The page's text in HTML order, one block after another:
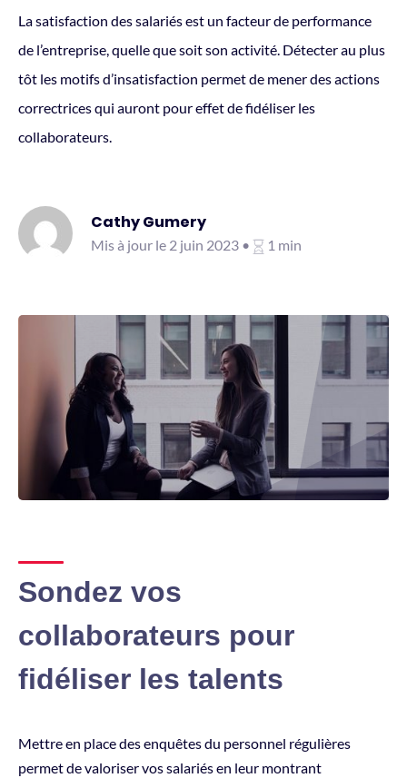
La satisfaction des salariés est un facteur de performance
de l’entreprise, quelle que soit son activité. Détecter au plus
tôt les motifs d’insatisfaction permet de mener des actions
correctrices qui auront pour effet de fidéliser les
collaborateurs.
Cathy Gumery
Mis à jour le 2 juin 2023 • 1 min
Sondez vos
collaborateurs pour
fidéliser les talents
Mettre en place des enquêtes du personnel régulières
permet de valoriser vos salariés en leur montrant